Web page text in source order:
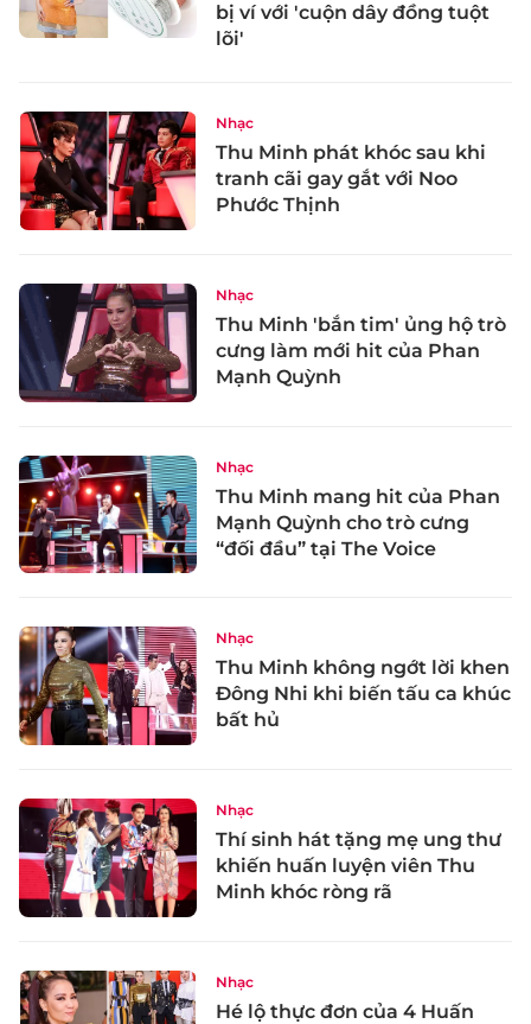
bị ví với 'cuộn dây đồng tuột
lõi'
Nhạc
Thu Minh phát khóc sau khi
tranh cãi gay gắt với Noo
Phước Thịnh
Nhạc
Thu Minh 'bắn tim' ủng hộ trò
cưng làm mới hit của Phan
Mạnh Quỳnh
Nhạc
Thu Minh mang hit của Phan
Mạnh Quỳnh cho trò cưng
“đối đầu” tại The Voice
Nhạc
Thu Minh không ngớt lời khen
Đông Nhi khi biến tấu ca khúc
bất hủ
Nhạc
Thí sinh hát tặng mẹ ung thư
khiến huấn luyện viên Thu
Minh khóc ròng rã
Nhạc
Hé lộ thực đơn của 4 Huấn